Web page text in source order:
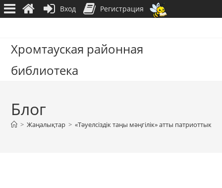
содержимому
Хромтауская районная
библиотека
Блог
> Жаңалықтар > «Тәуелсіздік таңы мәңгілік» атты патриоттық
Вход Регистрация